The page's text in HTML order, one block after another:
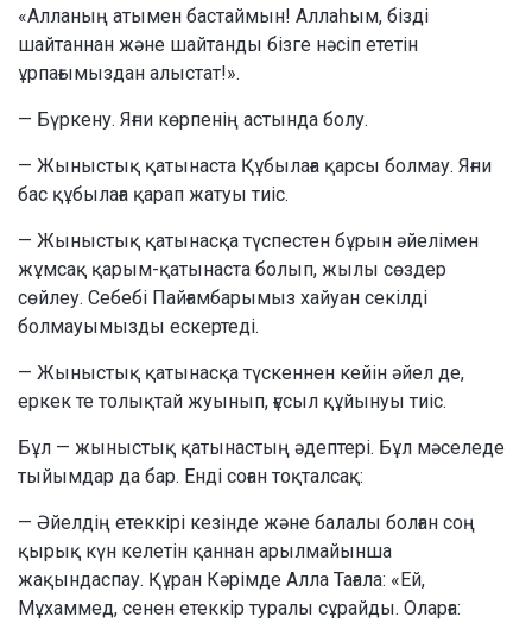
«Алланың атымен бастаймын! Аллаһым, бізді
шайтаннан және шайтанды бізге нәсіп ететін
ұрпағымыздан алыстат!».
— Бүркену. Яғни көрпенің астында болу.
— Жыныстық қатынаста Құбылаға қарсы болмау. Яғни
бас құбылаға қарап жатуы тиіс.
— Жыныстық қатынасқа түспестен бұрын әйелімен
жұмсақ қарым-қатынаста болып, жылы сөздер
сөйлеу. Себебі Пайғамбарымыз хайуан секілді
болмауымызды ескертеді.
— Жыныстық қатынасқа түскеннен кейін әйел де,
еркек те толықтай жуынып, ғұсыл құйынуы тиіс.
Бұл — жыныстық қатынастың әдептері. Бұл мәселеде
тыйымдар да бар. Енді соған тоқталсақ:
— Әйелдің етеккірі кезінде және балалы болған соң
қырық күн келетін қаннан арылмайынша
жақындаспау. Құран Кәрімде Алла Тағала: «Ей,
Мұхаммед, сенен етеккір туралы сұрайды. Оларға: